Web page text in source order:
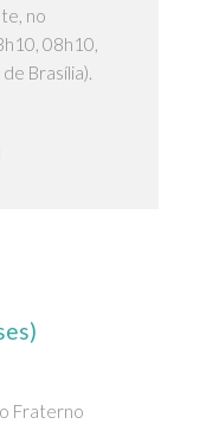
no
08h10,
Brasília).
Fraterno